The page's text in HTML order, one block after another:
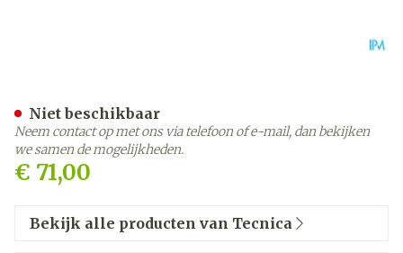
€ 71,00
Niet beschikbaar
Neem contact op met ons via telefoon of e-mail, dan bekijken
we samen de mogelijkheden.
Bekijk alle producten van Tecnica